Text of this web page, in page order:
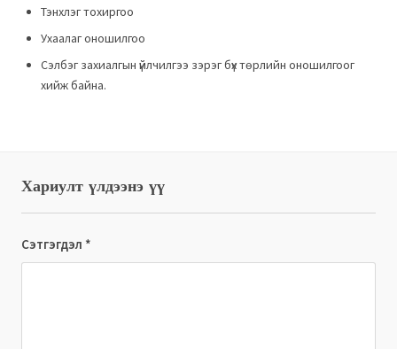
Тэнхлэг тохиргоо
Ухаалаг оношилгоо
Сэлбэг захиалгын үйлчилгээ зэрэг бүх төрлийн оношилгоог
хийж байна.
Хариулт үлдээнэ үү
Сэтгэгдэл *